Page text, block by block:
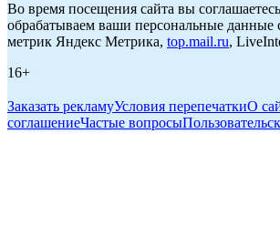
Во время посещения сайта вы
обрабатываем ваши персональные данные
метрик Яндекс Метрика, top.mail.ru,
16+
Заказать рекламуУсловия перепечаткиО
соглашениеЧастые вопросы